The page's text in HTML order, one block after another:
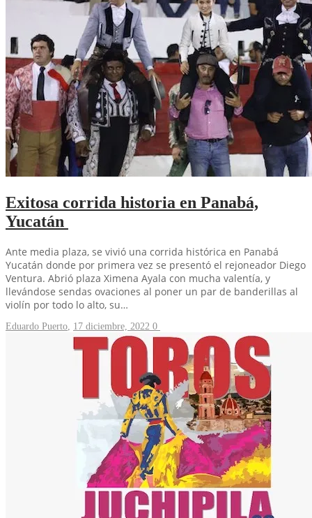
Exitosa corrida historia en Panabá,
Yucatán
Ante media plaza, se vivió una corrida histórica en Panabá
Yucatán donde por primera vez se presentó el rejoneador Diego
Ventura. Abrió plaza Ximena Ayala con mucha valentía, y
llevándose sendas ovaciones al poner un par de banderillas al
violín por todo lo alto, su…
Eduardo Puerto 17 diciembre, 2022 0